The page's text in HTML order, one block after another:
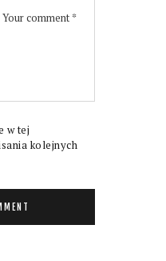
w tej
kolejnych